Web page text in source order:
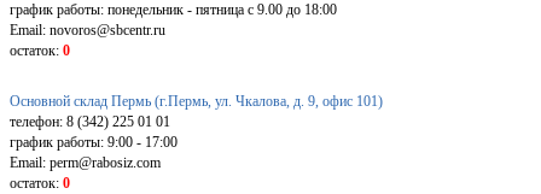
график работы: понедельник - пятница с 9.00 до 18:00
Email: novoros@sbcentr.ru
остаток: 0
Основной склад Пермь (г.Пермь, ул. Чкалова, д. 9, офис 101)
телефон: 8 (342) 225 01 01
график работы: 9:00 - 17:00
Email: perm@rabosiz.com
остаток: 0